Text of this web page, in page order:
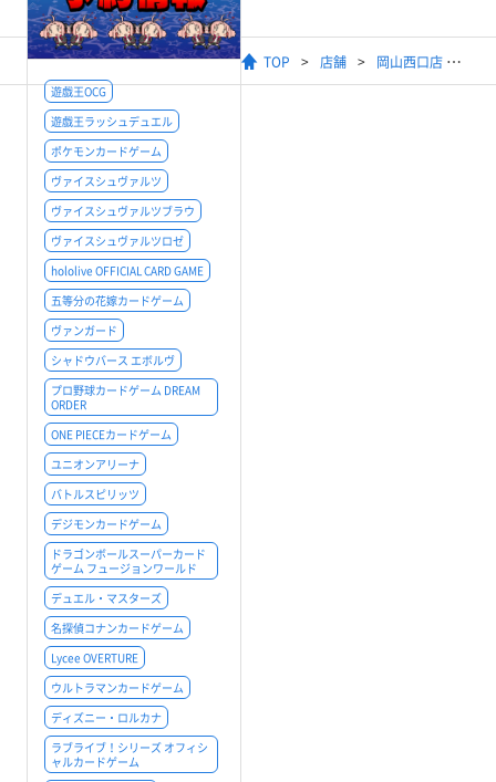
遊戯王OCG
遊戯王ラッシュデュエル
ポケモンカードゲーム
ヴァイスシュヴァルツ
ヴァイスシュヴァルツブラウ
ヴァイスシュヴァルツロゼ
hololive OFFICIAL CARD GAME
五等分の花嫁カードゲーム
ヴァンガード
シャドウバース エボルヴ
プロ野球カードゲーム DREAM
ORDER
ONE PIECEカードゲーム
ユニオンアリーナ
バトルスピリッツ
デジモンカードゲーム
ドラゴンボールスーパーカード
ゲーム フュージョンワールド
デュエル・マスターズ
名探偵コナンカードゲーム
Lycee OVERTURE
ウルトラマンカードゲーム
ディズニー・ロルカナ
ラブライブ！シリーズ オフィシ
ャルカードゲーム
TOP 店舗 岡山西口店